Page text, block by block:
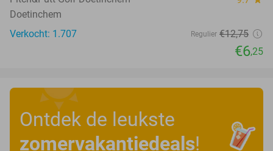
Doetinchem
Verkocht: 1.707
Regulier €12,75
€6,25
Ontdek de leukste
zomervakantiedeals!